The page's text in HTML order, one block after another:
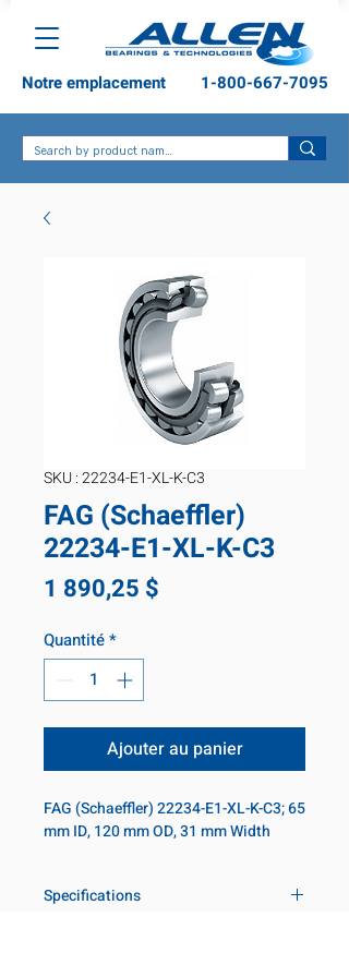
1-800-667-7095
Notre emplacement
SKU : 22234-E1-XL-K-C3
FAG (Schaeffler)
22234-E1-XL-K-C3
1 890,25 $
Quantité*
Ajouter au panier
FAG (Schaeffler) 22234-E1-XL-K-C3; 65
mm ID, 120 mm OD, 31 mm Width
Specifications